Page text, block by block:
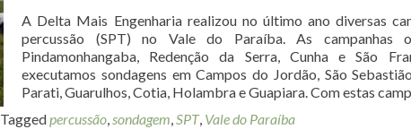
A Delta Mais Engenharia realizou no último ano diversas
percussão (SPT) no Vale do Paraíba. As campanhas
Pindamonhangaba, Redenção da Serra, Cunha e São
executamos sondagens em Campos do Jordão, São
Parati, Guarulhos, Cotia, Holambra e Guapiara. Com estas
Taggedpercussão,sondagem,SPT, Vale do Paraíba